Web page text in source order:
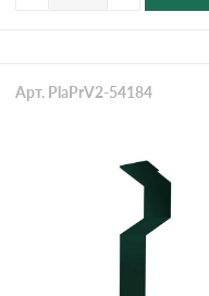
Арт. PlaPrV2-54184